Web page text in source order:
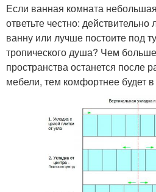
Если ванная комната
ответьте честно:
ванну или лучше постоите под
тропического душа? Чем
пространства останется после
мебели, тем комфортнее будет